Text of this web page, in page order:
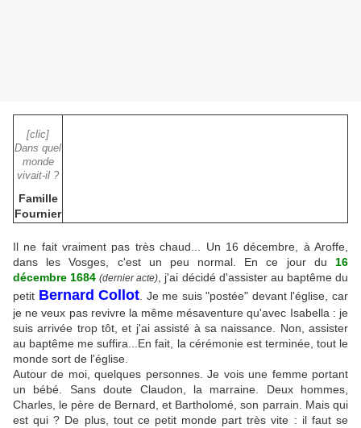
[clic]
Dans quel
monde
vivait-il ?
Famille
Fournier
Il ne fait vraiment pas très chaud... Un 16 décembre, à Aroffe,
dans les Vosges, c'est un peu normal. En ce jour du 16
décembre 1684 (dernier acte) , j'ai décidé d'assister au baptême du
petit Bernard Collot . Je me suis "postée" devant l'église, car
je ne veux pas revivre la même mésaventure qu'avec Isabella : je
suis arrivée trop tôt, et j'ai assisté à sa naissance. Non, assister
au baptême me suffira...En fait, la cérémonie est terminée, tout le
monde sort de l'église.
Autour de moi, quelques personnes. Je vois une femme portant
un bébé. Sans doute Claudon, la marraine. Deux hommes,
Charles, le père de Bernard, et Bartholomé, son parrain. Mais qui
est qui ? De plus, tout ce petit monde part très vite : il faut se